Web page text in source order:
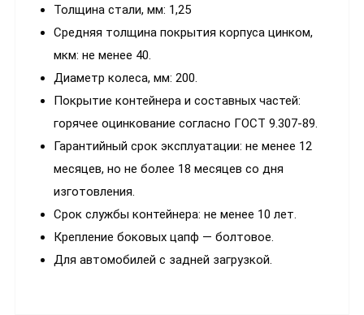
Толщина стали, мм: 1,25
Средняя толщина покрытия корпуса цинком,
мкм: не менее 40.
Диаметр колеса, мм: 200.
Покрытие контейнера и составных частей:
горячее оцинкование согласно ГОСТ 9.307-89.
Гарантийный срок эксплуатации: не менее 12
месяцев, но не более 18 месяцев со дня
изготовления.
Срок службы контейнера: не менее 10 лет.
Крепление боковых цапф — болтовое.
Для автомобилей с задней загрузкой.